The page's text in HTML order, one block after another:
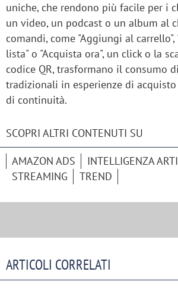
uniche, che rendono più facile per i
un video, un podcast o un album al
comandi, come "Aggiungi al
lista" o "Acquista ora", un click o la
codice QR, trasformano il consumo
tradizionali in esperienze di
di continuità.
SCOPRI ALTRI CONTENUTI SU
AMAZON ADS
INTELLIGENZA
STREAMING
TREND
ARTICOLI CORRELATI